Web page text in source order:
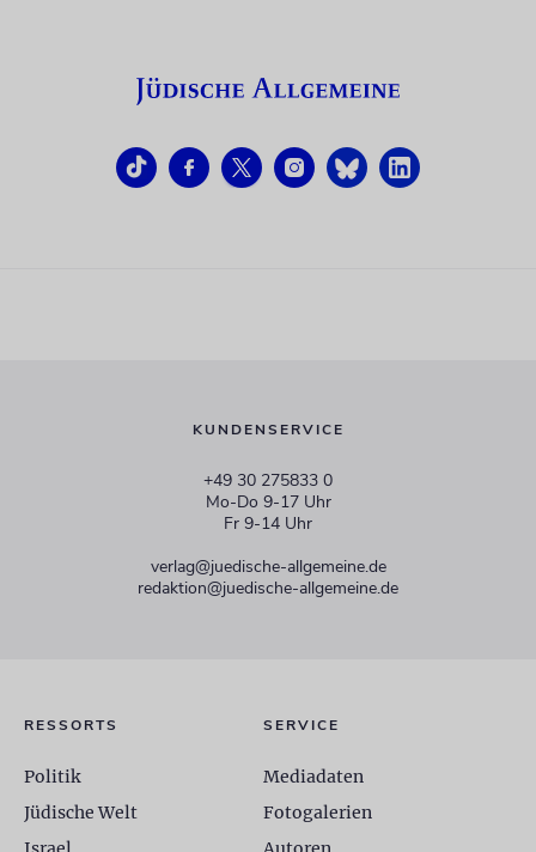
KUNDENSERVICE
+49 30 275833 0
Mo-Do 9-17 Uhr
Fr 9-14 Uhr
verlag@juedische-allgemeine.de
redaktion@juedische-allgemeine.de
RESSORTS
Politik
Jüdische Welt
SERVICE
Mediadaten
Fotogalerien